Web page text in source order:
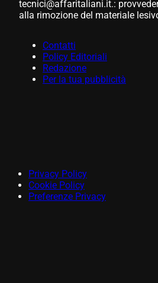
tecnici@affaritaliani.it.:
alla rimozione del materiale
Contatti
Policy Editoriali
Redazione
Per la tua pubblicità
Privacy Policy
Cookie Policy
Preferenze Privacy